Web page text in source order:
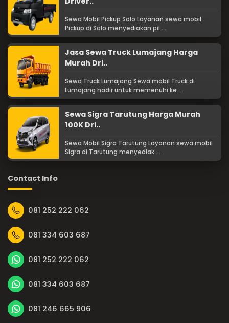
Sewa Mobil Pickup Solo Layanan sewa mobil
Pickup di Solo menyediakan pil ...
Jasa Sewa Truck Lumajang Harga
Murah Dri..
Sewa Truck Lumajang Sewa mobil Truck di
Lumajang hadir untuk memenuhi ke ...
Sewa Sigra Tarutung Harga Murah
100K Dri..
Sewa Mobil Sigra Tarutung Layanan sewa mobil
Sigra di Tarutung menyediak ...
Contact Info
081 252 222 062
081 334 603 687
081 252 222 062
081 334 603 687
081 246 665 906